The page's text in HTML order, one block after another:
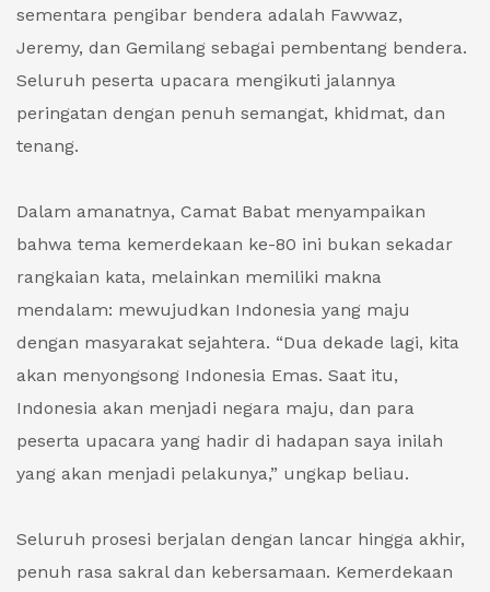
sementara pengibar bendera adalah Fawwaz,
Jeremy, dan Gemilang sebagai pembentang bendera.
Seluruh peserta upacara mengikuti jalannya
peringatan dengan penuh semangat, khidmat, dan
tenang.
Dalam amanatnya, Camat Babat menyampaikan
bahwa tema kemerdekaan ke-80 ini bukan sekadar
rangkaian kata, melainkan memiliki makna
mendalam: mewujudkan Indonesia yang maju
dengan masyarakat sejahtera. “Dua dekade lagi, kita
akan menyongsong Indonesia Emas. Saat itu,
Indonesia akan menjadi negara maju, dan para
peserta upacara yang hadir di hadapan saya inilah
yang akan menjadi pelakunya,” ungkap beliau.
Seluruh prosesi berjalan dengan lancar hingga akhir,
penuh rasa sakral dan kebersamaan. Kemerdekaan